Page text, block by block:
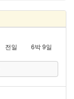
전일 6박 9일